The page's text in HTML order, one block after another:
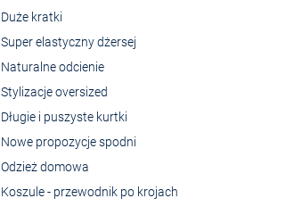
Duże kratki
Super elastyczny dżersej
Naturalne odcienie
Stylizacje oversized
Długie i puszyste kurtki
Nowe propozycje spodni
Odzież domowa
Koszule - przewodnik po krojach